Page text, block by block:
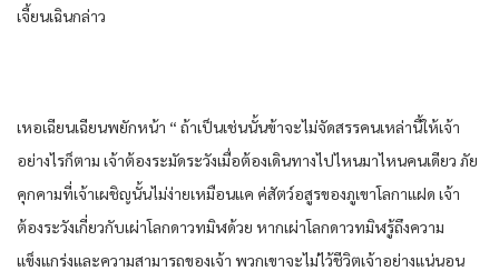
เจี้ยนเฉิน​กล่าว​
เห​อเฉียนเฉียน​พยักหน้า​ “ ถ้าเป็น​เช่นนั้น​ข้า​จะไม่จัดสรร​คน​เหล่านี้​ให้​เจ้า
อย่างไรก็ตาม​ เจ้าต้อง​ระมัดระวัง​เมื่อ​ต้อง​เดินทาง​ไปไหน​มาไหน​คนเดียว​ ภัย​
คุกคาม​ที่​เจ้าเผชิญ​นั้น​ไม่ง่าย​เหมือน​แค ค่​สัตว์​อสูร​ของ​ภูเขา​โลกา​แฝด​ เจ้า
ต้อง​ระวัง​เกี่ยวกับ​เผ่า​โลก​ดาว​ทมิฬ​ด้วย​ หาก​เผ่า​โลก​ดาว​ทมิฬ​รู้​ถึงความ​
แข็งแกร่ง​และ​ความสามารถ​ของ​เจ้า พวกเขา​จะไม่ไว้ชีวิต​เจ้าอย่าง​แน่นอน​